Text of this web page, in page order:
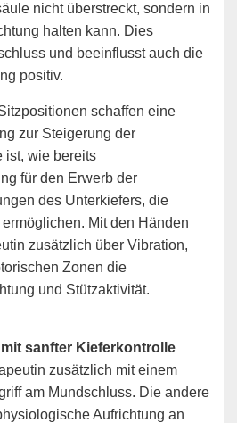
nicht überstreckt, sondern in
halten kann. Dies
und beeinflusst auch die
positiv.
schaffen eine
zur Steigerung der
ist, wie bereits
für den Erwerb der
des Unterkiefers, die
Mit den Händen
zusätzlich über Vibration,
Zonen die
und Stützaktivität.
sanfter Kieferkontrolle
zusätzlich mit einem
am Mundschluss. Die andere
Aufrichtung an